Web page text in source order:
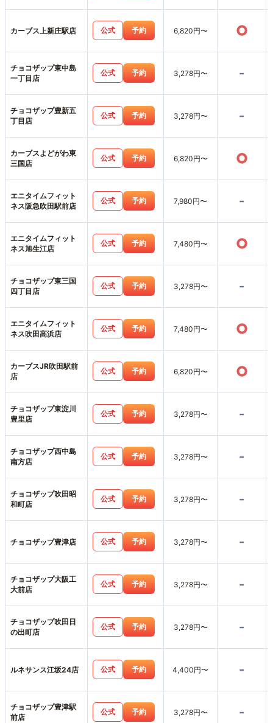
カーブス上新庄駅店 公式 予約 6,820円〜 ○
チョコザップ東中島
一丁目店
公式 予約 3,278円〜 -
チョコザップ豊新五
丁目店
公式 予約 3,278円〜 -
カーブスよどがわ東
三国店
公式 予約 6,820円〜 ○
エニタイムフィット
ネス阪急吹田駅前店
公式 予約 7,980円〜 -
エニタイムフィット
ネス旭生江店
公式 予約 7,480円〜 ○
チョコザップ東三国
四丁目店
公式 予約 3,278円〜 -
エニタイムフィット
ネス吹田高浜店
公式 予約 7,480円〜 ○
カーブスJR吹田駅前
店
公式 予約 6,820円〜 ○
チョコザップ東淀川
豊里店
公式 予約 3,278円〜 -
チョコザップ西中島
南方店
公式 予約 3,278円〜 -
チョコザップ吹田昭
和町店
公式 予約 3,278円〜 -
チョコザップ豊津店 公式 予約 3,278円〜 -
チョコザップ大阪工
大前店
公式 予約 3,278円〜 -
チョコザップ吹田日
の出町店
公式 予約 3,278円〜 -
ルネサンス江坂24店 公式 予約 4,400円〜 -
チョコザップ豊津駅
前店
公式 予約 3,278円〜 -